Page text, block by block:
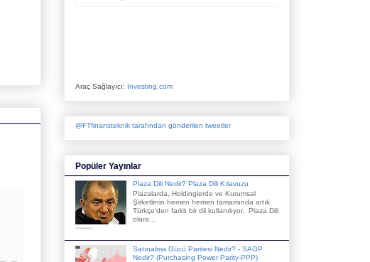
Araç Sağlayıcı: Investing.com
@FTfinansteknik tarafından gönderilen tweetler
Popüler Yayınlar
Plaza Dili Nedir? Plaza Dili Kılavuzu
Plazalarda, Holdinglerde ve Kurumsal
Şirketlerin hemen hemen tamamında artık
Türkçe'den farklı bir dil kullanılıyor. Plaza Dili
olara...
Satınalma Gücü Paritesi Nedir? - SAGP
Nedir? (Purchasing Power Parity-PPP)